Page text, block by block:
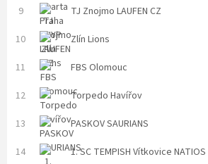
9
TJ Znojmo LAUFEN CZ
10
Zlín Lions
11
FBS Olomouc
12
Torpedo Havířov
13
PASKOV SAURIANS
14
1. SC TEMPISH Vítkovice NATIOS